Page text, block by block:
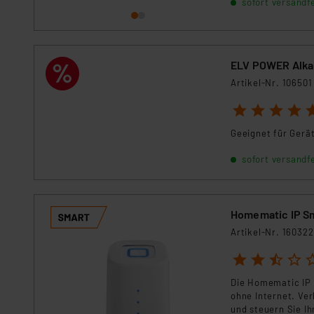
ELV POWER
Artikel-Nr. 106501
1 2 3 4 5
Geeignet für
sofort
Homematic IP
Artikel-Nr. 160322
1 2 3 4 5
Die Homematic
ohne Internet.
und steuern Sie